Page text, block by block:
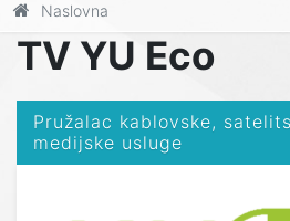
Naslovna
TV YU Eco
Pružalac kablovske,
medijske usluge